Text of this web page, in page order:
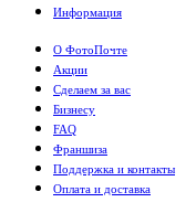
Информация
О ФотоПочте
Акции
Сделаем за вас
Бизнесу
FAQ
Франшиза
Поддержка и контакты
Оплата и доставка